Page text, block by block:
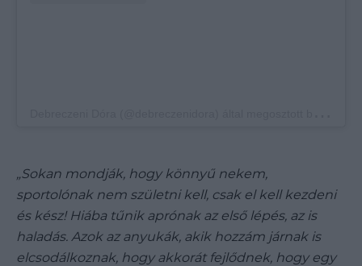
„Sokan mondják, hogy könnyű nekem,
sportolónak nem születni kell, csak el kell kezdeni
és kész! Hiába tűnik aprónak az első lépés, az is
haladás. Azok az anyukák, akik hozzám járnak is
elcsodálkoznak, hogy akkorát fejlődnek, hogy egy